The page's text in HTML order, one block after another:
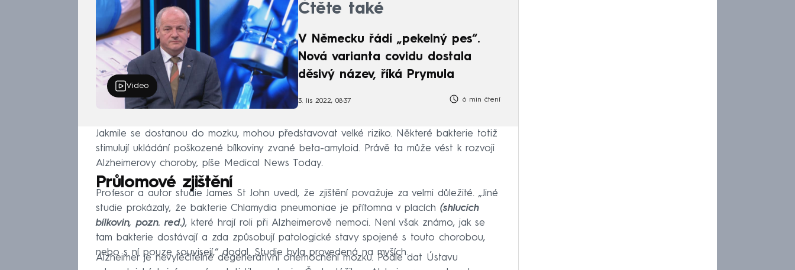
Video
Čtěte také
V Německu řádí „pekelný pes“.
Nová varianta covidu dostala
děsivý název, říká Prymula
3. lis 2022, 08:37 6 min čtení
Jakmile se dostanou do mozku, mohou představovat velké riziko. Některé bakterie totiž
stimulují ukládání poškozené bílkoviny zvané beta-amyloid. Právě ta může vést k rozvoji
Alzheimerovy choroby, píše Medical News Today.
Průlomové zjištění
Profesor a autor studie James St John uvedl, že zjištění považuje za velmi důležité. „Jiné
studie prokázaly, že bakterie Chlamydia pneumoniae je přítomna v placích (shlucích
bílkovin, pozn. red.), které hrají roli při Alzheimerově nemoci. Není však známo, jak se
tam bakterie dostávají a zda způsobují patologické stavy spojené s touto chorobou,
nebo s ní pouze souvisejí,“ dodal. Studie byla provedená na myších.
Alzheimer je nevyléčitelné degenerativní onemocnění mozku. Podle dat Ústavu